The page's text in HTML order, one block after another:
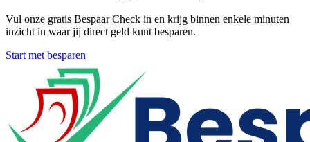
Vul onze gratis Bespaar Check in en krijg binnen enkele minuten
inzicht in waar jij direct geld kunt besparen.
Start met besparen